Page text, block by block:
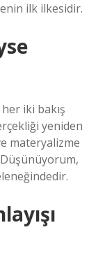
ilk ilkesidir.
iki bakış
yeniden
materyalizme